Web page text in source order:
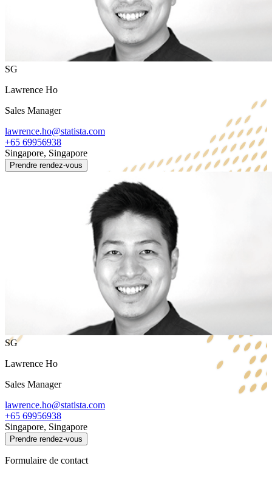
SG
Lawrence Ho
Sales Manager
lawrence.ho@statista.com
+65 69956938
Singapore, Singapore
Prendre rendez-vous
SG
Lawrence Ho
Sales Manager
lawrence.ho@statista.com
+65 69956938
Singapore, Singapore
Prendre rendez-vous
Formulaire de contact